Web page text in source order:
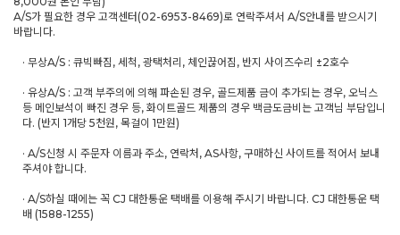
A/S가 필요한 경우 고객센터(02-6953-8469)로 연락주셔서 A/S안내를 받으시기
바랍니다.
· 무상A/S : 큐빅빠짐, 세척, 광택처리, 체인끊어짐, 반지 사이즈수리 ±2호수
· 유상A/S : 고객 부주의에 의해 파손된 경우, 골드제품 금이 추가되는 경우, 오닉스
등 메인보석이 빠진 경우 등, 화이트골드 제품의 경우 백금도금비는 고객님 부담입니
다. (반지 1개당 5천원, 목걸이 1만원)
· A/S신청 시 주문자 이름과 주소, 연락처, AS사항, 구매하신 사이트를 적어서 보내
주셔야 합니다.
· A/S하실 때에는 꼭 CJ 대한통운 택배를 이용해 주시기 바랍니다. CJ 대한통운 택
배 (1588-1255)